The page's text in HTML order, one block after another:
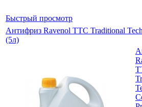
Быстрый просмотр
Антифриз Ravenol TTC Traditional
(5л)